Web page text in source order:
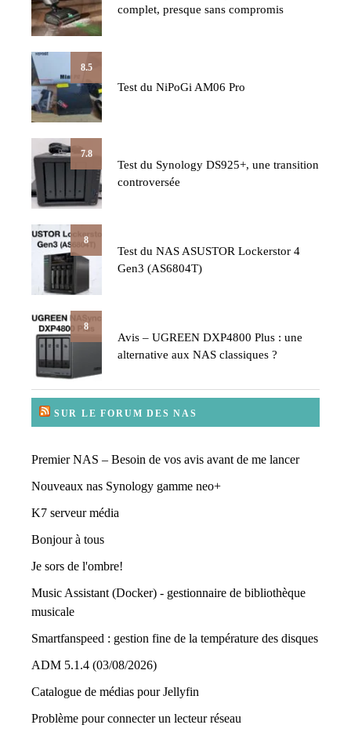
complet, presque sans compromis
8.5
Test du NiPoGi AM06 Pro
7.8
Test du Synology DS925+, une transition
controversée
8
Test du NAS ASUSTOR Lockerstor 4
Gen3 (AS6804T)
8
Avis – UGREEN DXP4800 Plus : une
alternative aux NAS classiques ?
SUR LE FORUM DES NAS
Premier NAS – Besoin de vos avis avant de me lancer
Nouveaux nas Synology gamme neo+
K7 serveur média
Bonjour à tous
Je sors de l'ombre!
Music Assistant (Docker) - gestionnaire de bibliothèque
musicale
Smartfanspeed : gestion fine de la température des disques
ADM 5.1.4 (03/08/2026)
Catalogue de médias pour Jellyfin
Problème pour connecter un lecteur réseau